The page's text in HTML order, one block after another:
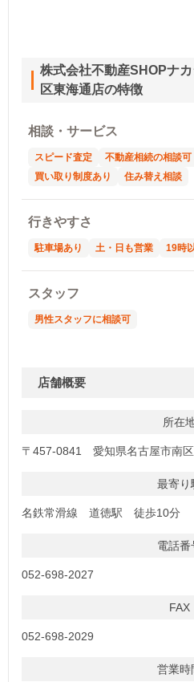
株式会社不動産SHOPナ
区東海通店の特徴
相談・サービス
スピード査定 不動産相続の相談可
買い取り制度あり
住み替え相談
行きやすさ
駐車場あり 土・日も営業 19時
スタッフ
男性スタッフに相談可
店舗概要
所在
〒457-0841 愛知県名古屋市南
最寄り
名鉄常滑線 道徳駅 徒歩10分
電話番
052-698-2027
FAX
052-698-2029
営業時